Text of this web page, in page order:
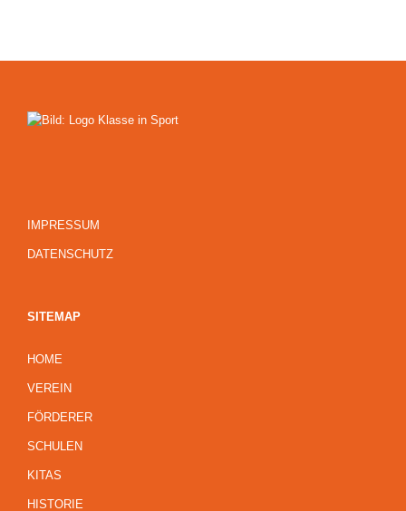
IMPRESSUM
DATENSCHUTZ
SITEMAP
HOME
VEREIN
FÖRDERER
SCHULEN
KITAS
HISTORIE